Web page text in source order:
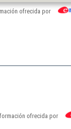
ofrecida por
ofrecida por